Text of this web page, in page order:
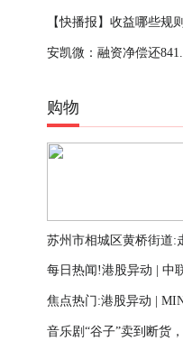
【快播报】收益哪些规
安凯微：融资净偿还
购物
苏州市相城区黄桥街道:
南 热消息
每日热闻!港股异动 | 中
制AIDC出海与综合服务
焦点热门:港股异动 |
音乐剧“谷子”卖到断货